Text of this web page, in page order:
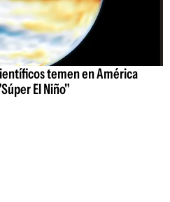
temen en América
El Niño"